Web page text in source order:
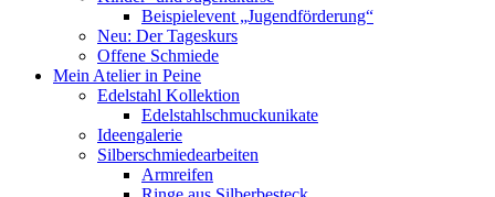
Beispielevent „Jugendförderung“
Neu: Der Tageskurs
Offene Schmiede
Mein Atelier in Peine
Edelstahl Kollektion
Edelstahlschmuckunikate
Ideengalerie
Silberschmiedearbeiten
Armreifen